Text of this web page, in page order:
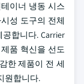
이너 냉동 시스
성 도구의 전체
합니다. Carrier
품 혁신을 선도
한 제품이 전 세
원합니다.